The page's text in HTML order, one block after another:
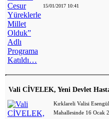
15/01/2017 10:41
Vali CİVELEK, Yeni Devlet
Kırklareli Valisi
Mahallesinde 16 Ocak